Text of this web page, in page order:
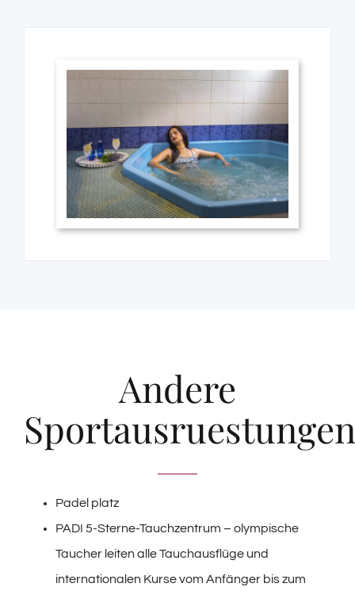
Andere
Sportausruestungen
Padel platz
PADI 5-Sterne-Tauchzentrum – olympische
Taucher leiten alle Tauchausflüge und
internationalen Kurse vom Anfänger bis zum